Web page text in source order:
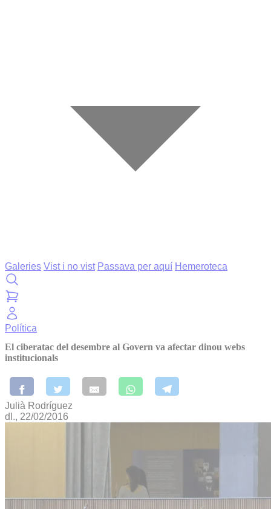
Galeries Vist i no vist Passava per aquí Hemeroteca
Política
El ciberatac del desembre al Govern va afectar dinou webs
institucionals
Julià Rodríguez
dl., 22/02/2016